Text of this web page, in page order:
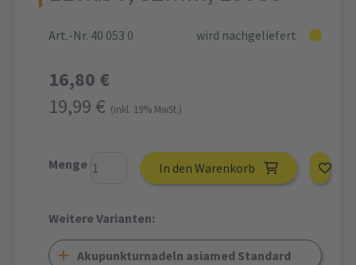
Art.-Nr. 40 053 0 wird nachgeliefert
16,80 €
19,99 € (inkl. 19% MwSt.)
Menge In den Warenkorb
Weitere Varianten:
Akupunkturnadeln asiamed Standard